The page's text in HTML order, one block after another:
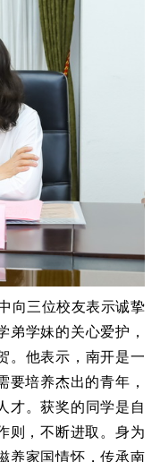
向三位校友表示诚挚
弟学妹的关心爱护，
。他表示，南开是一
要培养杰出的青年，
才。获奖的同学是自
则，不断进取。身为
养家国情怀，传承南